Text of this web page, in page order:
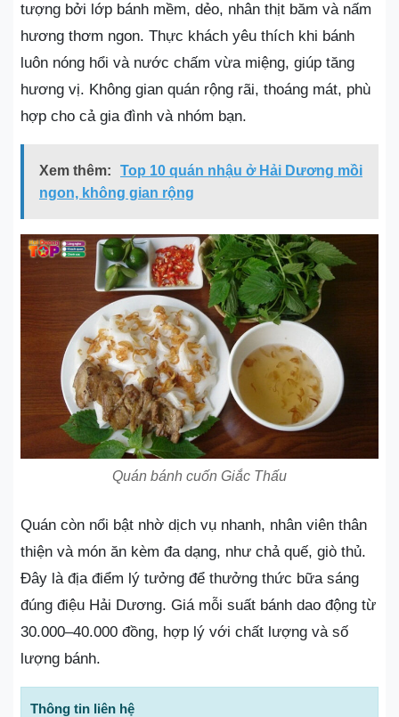
tượng bởi lớp bánh mềm, dẻo, nhân thịt băm và nấm
hương thơm ngon. Thực khách yêu thích khi bánh
luôn nóng hổi và nước chấm vừa miệng, giúp tăng
hương vị. Không gian quán rộng rãi, thoáng mát, phù
hợp cho cả gia đình và nhóm bạn.
Xem thêm:
Top 10 quán nhậu ở Hải Dương mồi
ngon, không gian rộng
Quán bánh cuốn Giắc Thấu
Quán còn nổi bật nhờ dịch vụ nhanh, nhân viên thân
thiện và món ăn kèm đa dạng, như chả quế, giò thủ.
Đây là địa điểm lý tưởng để thưởng thức bữa sáng
đúng điệu Hải Dương. Giá mỗi suất bánh dao động từ
30.000–40.000 đồng, hợp lý với chất lượng và số
lượng bánh.
Thông tin liên hệ